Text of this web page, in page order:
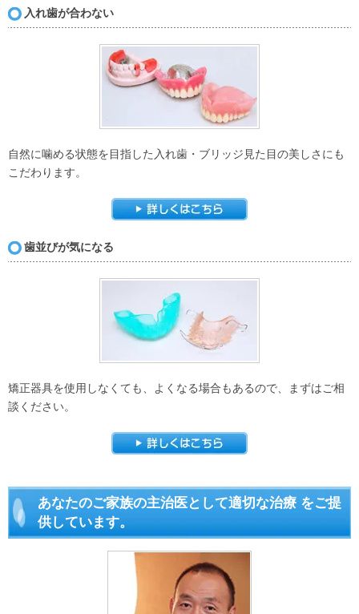
入れ歯が合わない
自然に噛める状態を目指した入れ歯・ブリッジ見た目の美しさにも
こだわります。
歯並びが気になる
矯正器具を使用しなくても、よくなる場合もあるので、まずはご相
談ください。
あなたのご家族の主治医として適切な治療 をご提
供しています。